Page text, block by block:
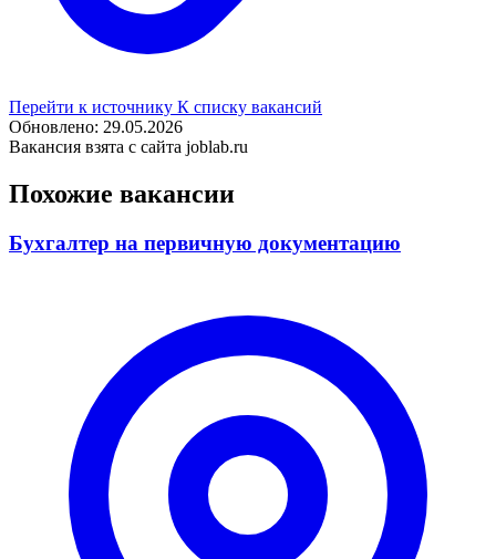
Перейти к источнику К списку вакансий
Обновлено: 29.05.2026
Вакансия взята с сайта joblab.ru
Похожие вакансии
Бухгалтер на первичную документацию